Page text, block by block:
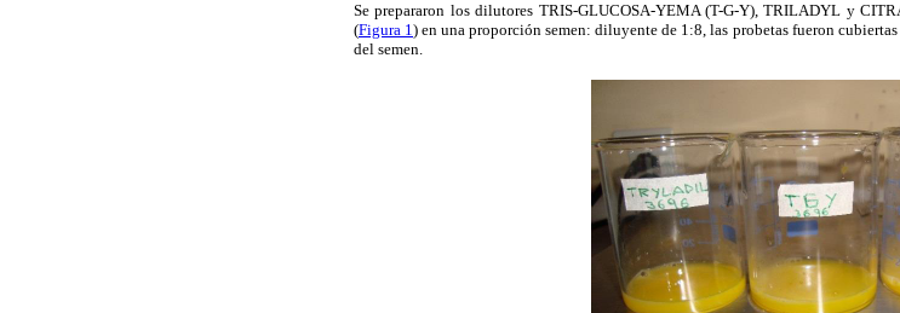
Se prepararon los dilutores TRIS-GLUCOSA-YEMA (T-G-Y), TRILADYL y
(Figura 1) en una proporción semen: diluyente de 1:8, las probetas fueron
del semen.